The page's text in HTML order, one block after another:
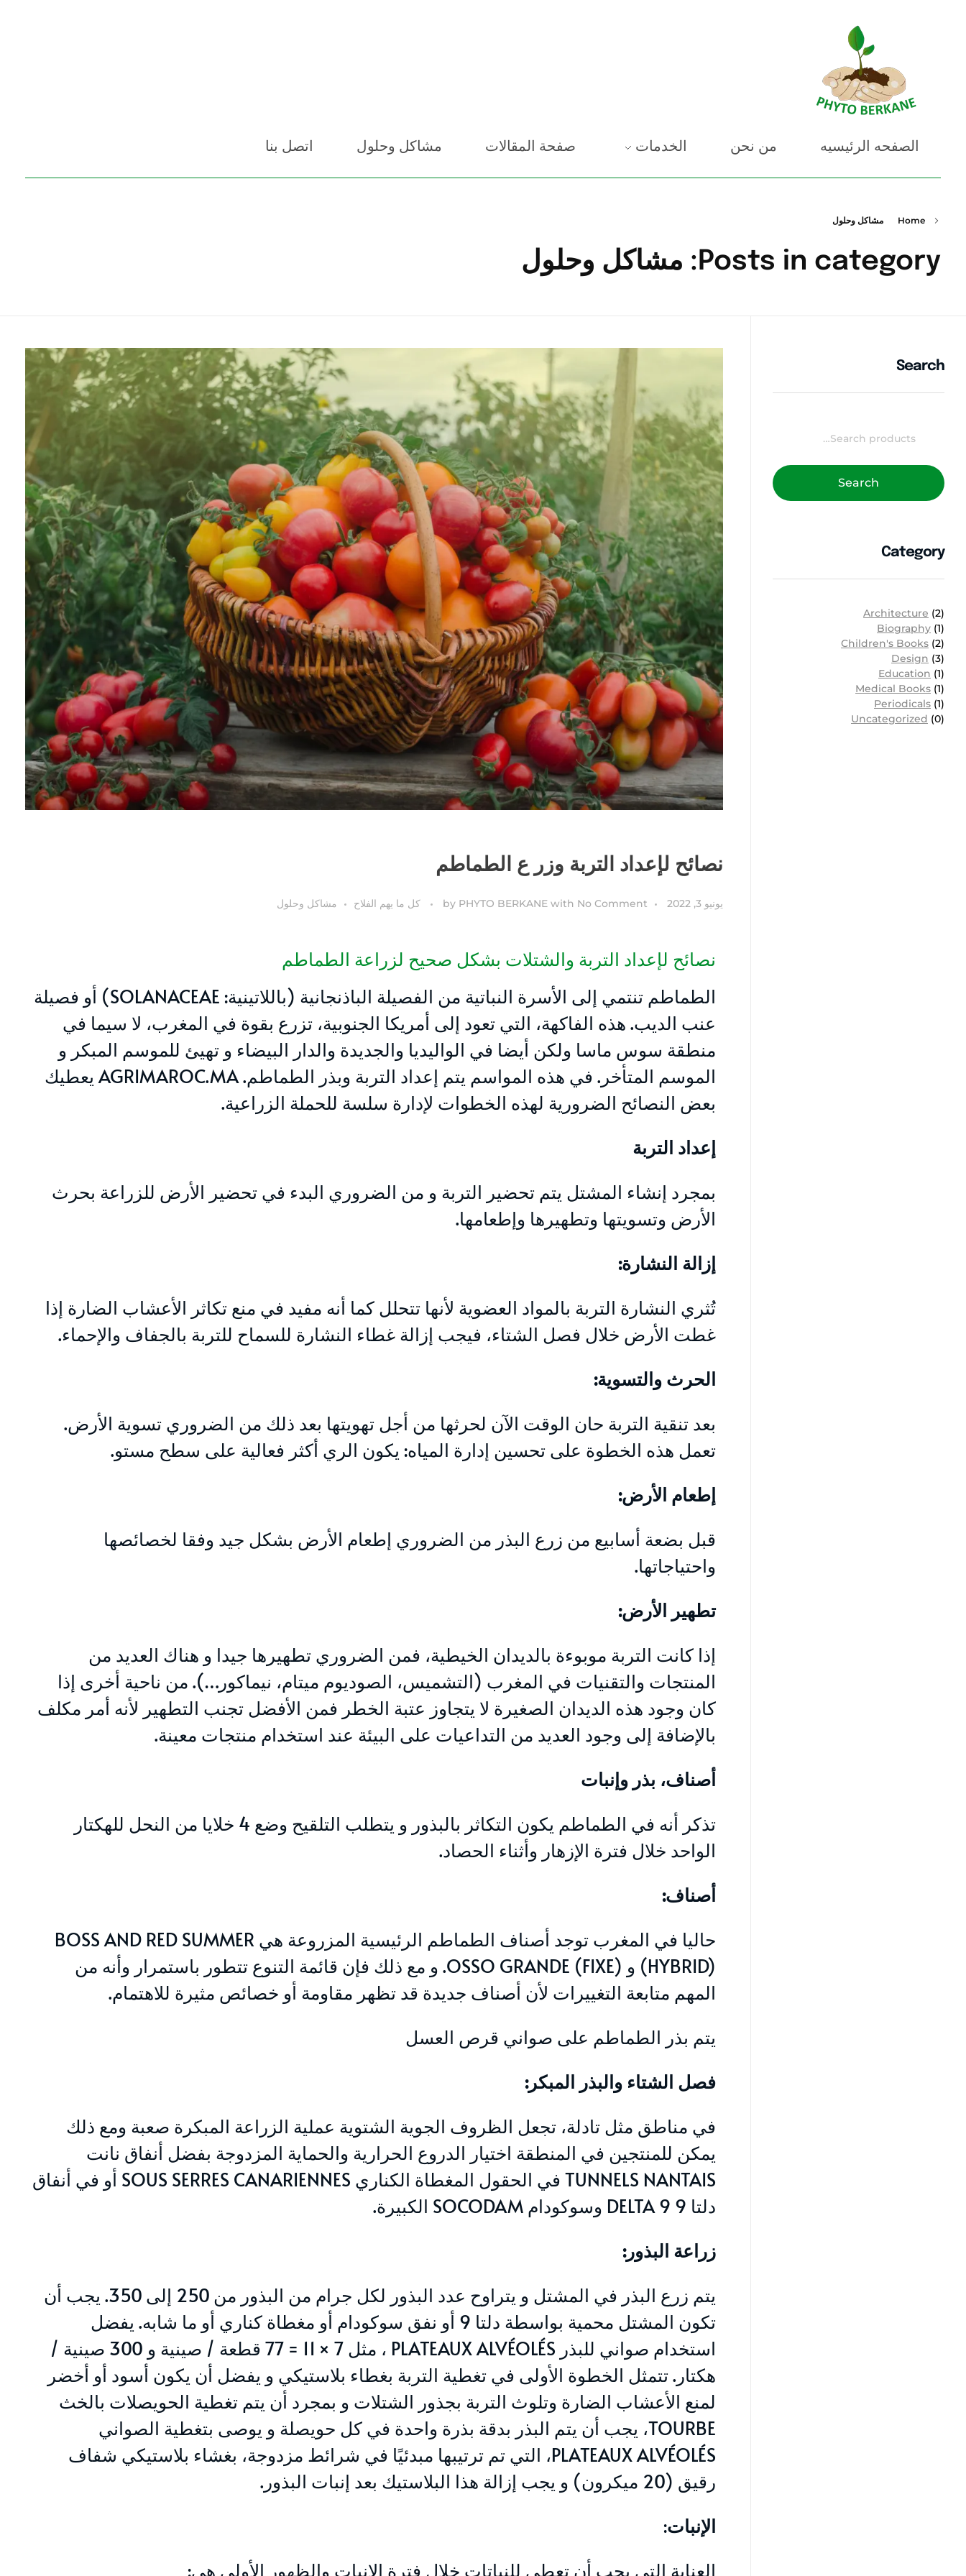
PHYTO BERKANE
الصفحه الرئيسيه من نحن الخدمات صفحة المقالات مشاكل وحلول اتصل بنا
Home مشاكل وحلول
Posts in category: مشاكل وحلول
نصائح لإعداد التربة وزر ع الطماطم
يونيو 3, 2022 by PHYTO BERKANE with No Comment كل ما يهم الفلاح مشاكل وحلول
نصائح لإعداد التربة والشتلات بشكل صحيح لزراعة الطماطم
الطماطم تنتمي إلى الأسرة النباتية من الفصيلة الباذنجانية (باللاتينية: SOLANACEAE) أو فصيلة
عنب الديب. هذه الفاكهة، التي تعود إلى أمريكا الجنوبية، تزرع بقوة في المغرب، لا سيما في
منطقة سوس ماسا ولكن أيضا في الواليديا والجديدة والدار البيضاء و تهيئ للموسم المبكر و
الموسم المتأخر. في هذه المواسم يتم إعداد التربة وبذر الطماطم. AGRIMAROC.MA يعطيك
بعض النصائح الضرورية لهذه الخطوات لإدارة سلسة للحملة الزراعية.
إعداد التربة
بمجرد إنشاء المشتل يتم تحضير التربة و من الضروري البدء في تحضير الأرض للزراعة بحرث
الأرض وتسويتها وتطهيرها وإطعامها.
إزالة النشارة:
تُثري النشارة التربة بالمواد العضوية لأنها تتحلل كما أنه مفيد في منع تكاثر الأعشاب الضارة إذا
غطت الأرض خلال فصل الشتاء، فيجب إزالة غطاء النشارة للسماح للتربة بالجفاف والإحماء.
الحرث والتسوية:
بعد تنقية التربة حان الوقت الآن لحرثها من أجل تهويتها بعد ذلك من الضروري تسوية الأرض.
تعمل هذه الخطوة على تحسين إدارة المياه: يكون الري أكثر فعالية على سطح مستو.
إطعام الأرض:
قبل بضعة أسابيع من زرع البذر من الضروري إطعام الأرض بشكل جيد وفقا لخصائصها
واحتياجاتها.
تطهير الأرض:
إذا كانت التربة موبوءة بالديدان الخيطية، فمن الضروري تطهيرها جيدا و هناك العديد من
المنتجات والتقنيات في المغرب (التشميس، الصوديوم ميتام، نيماكور…). من ناحية أخرى إذا
كان وجود هذه الديدان الصغيرة لا يتجاوز عتبة الخطر فمن الأفضل تجنب التطهير لأنه أمر مكلف
بالإضافة إلى وجود العديد من التداعيات على البيئة عند استخدام منتجات معينة.
أصناف، بذر وإنبات
تذكر أنه في الطماطم يكون التكاثر بالبذور و يتطلب التلقيح وضع 4 خلايا من النحل للهكتار
الواحد خلال فترة الإزهار وأثناء الحصاد.
أصناف:
حاليا في المغرب توجد أصناف الطماطم الرئيسية المزروعة هي BOSS AND RED SUMMER
(HYBRID) و OSSO GRANDE (FIXE). و مع ذلك فإن قائمة التنوع تتطور باستمرار وأنه من
المهم متابعة التغييرات لأن أصناف جديدة قد تظهر مقاومة أو خصائص مثيرة للاهتمام.
يتم بذر الطماطم على صواني قرص العسل
فصل الشتاء والبذر المبكر:
في مناطق مثل تادلة، تجعل الظروف الجوية الشتوية عملية الزراعة المبكرة صعبة ومع ذلك
يمكن للمنتجين في المنطقة اختيار الدروع الحرارية والحماية المزدوجة بفضل أنفاق نانت
TUNNELS NANTAIS في الحقول المغطاة الكناري SOUS SERRES CANARIENNES أو في أنفاق
دلتا 9 DELTA 9 وسوكودام SOCODAM الكبيرة.
زراعة البذور:
يتم زرع البذر في المشتل و يتراوح عدد البذور لكل جرام من البذور من 250 إلى 350. يجب أن
تكون المشتل محمية بواسطة دلتا 9 أو نفق سوكودام أو مغطاة كناري أو ما شابه. يفضل
استخدام صواني للبذر PLATEAUX ALVÉOLÉS ، مثل 7 × 11 = 77 قطعة / صينية و 300 صينية /
هكتار. تتمثل الخطوة الأولى في تغطية التربة بغطاء بلاستيكي و يفضل أن يكون أسود أو أخضر
لمنع الأعشاب الضارة وتلوث التربة بجذور الشتلات و بمجرد أن يتم تغطية الحويصلات بالخث
TOURBE، يجب أن يتم البذر بدقة بذرة واحدة في كل حويصلة و يوصى بتغطية الصواني
PLATEAUX ALVÉOLÉS، التي تم ترتيبها مبدئيًا في شرائط مزدوجة، بغشاء بلاستيكي شفاف
رقيق (20 ميكرون) و يجب إزالة هذا البلاستيك بعد إنبات البذور.
الإنبات:
العناية التي يجب أن تعطى للنباتات خلال فترة الإنبات والظهور الأولي هي:
Search
Search
Category
Architecture (2)
Biography (1)
Children's Books (2)
Design (3)
Education (1)
Medical Books (1)
Periodicals (1)
Uncategorized (0)